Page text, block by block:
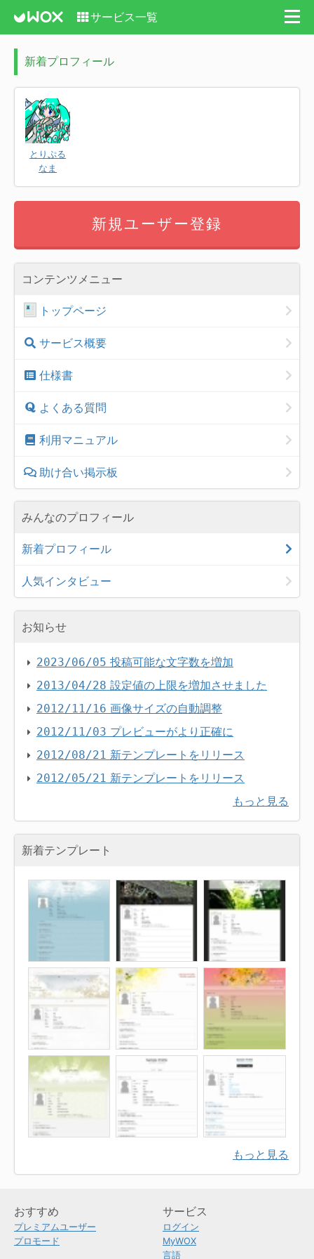
サービス一覧
新着プロフィール
とりぷる
なま
新規ユーザー登録
コンテンツメニュー
トップページ
サービス概要
仕様書
よくある質問
利用マニュアル
助け合い掲示板
みんなのプロフィール
新着プロフィール
人気インタビュー
お知らせ
2023/06/05 投稿可能な文字数を増加
2013/04/28 設定値の上限を増加させました
2012/11/16 画像サイズの自動調整
2012/11/03 プレビューがより正確に
2012/08/21 新テンプレートをリリース
2012/05/21 新テンプレートをリリース
もっと見る
新着テンプレート
もっと見る
おすすめ
プレミアムユーザー
プロモード
サービス
ログイン
MyWOX
言語